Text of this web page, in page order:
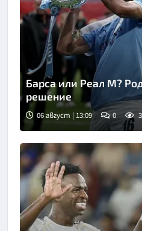
Барса или Реал М?
решение
06 август | 13:09 0